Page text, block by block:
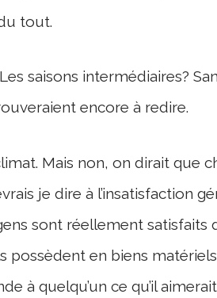
tout.
saisons intermédiaires?
encore à redire.
Mais non, on dirait que
je dire à l’insatisfaction
sont réellement satisfaits
possèdent en biens
à quelqu’un ce qu’il